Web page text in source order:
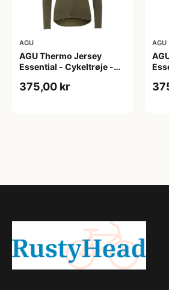
AGU
AGU Thermo Jersey
Essential - Cykeltrøje -
375,00 kr
AGU
M